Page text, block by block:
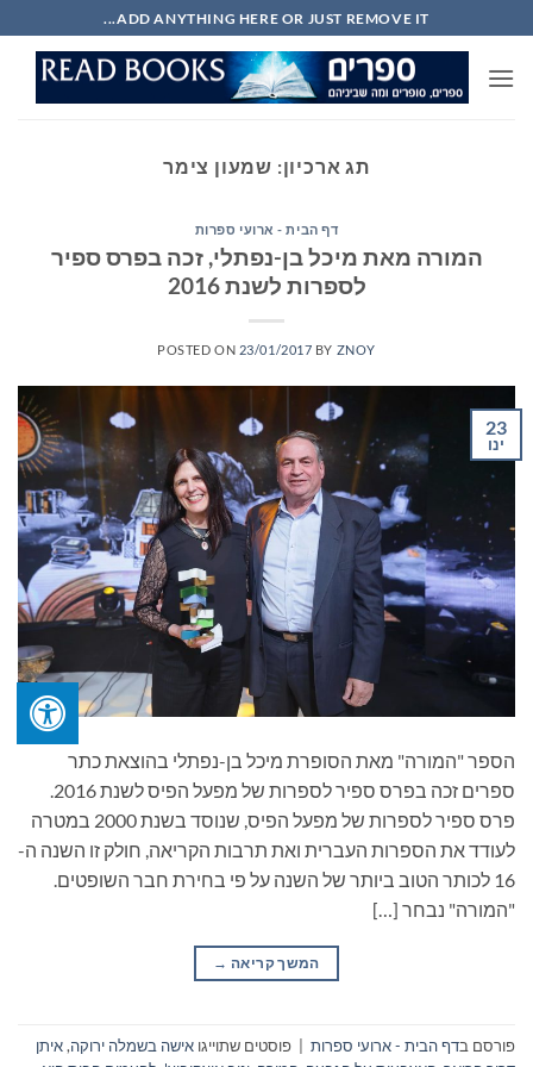
to
content
ADD ANYTHING HERE OR JUST REMOVE IT...
תג ארכיון: שמעון צימר
דף הבית - ארועי ספרות
המורה מאת מיכל בן-נפתלי, זכה בפרס ספיר
לספרות לשנת 2016
POSTED ON 23/01/2017 BY ZNOY
23
ינו
הספר "המורה" מאת הסופרת מיכל בן-נפתלי בהוצאת כתר
ספרים זכה בפרס ספיר לספרות של מפעל הפיס לשנת 2016.
פרס ספיר לספרות של מפעל הפיס, שנוסד בשנת 2000 במטרה
לעודד את הספרות העברית ואת תרבות הקריאה, חולק זו השנה ה-
16 לכותר הטוב ביותר של השנה על פי בחירת חבר השופטים.
"המורה" נבחר […]
המשך קריאה →
פורסם בדף הבית - ארועי ספרות פוסטים שתוייגו אישה בשמלה ירוקה,איתן